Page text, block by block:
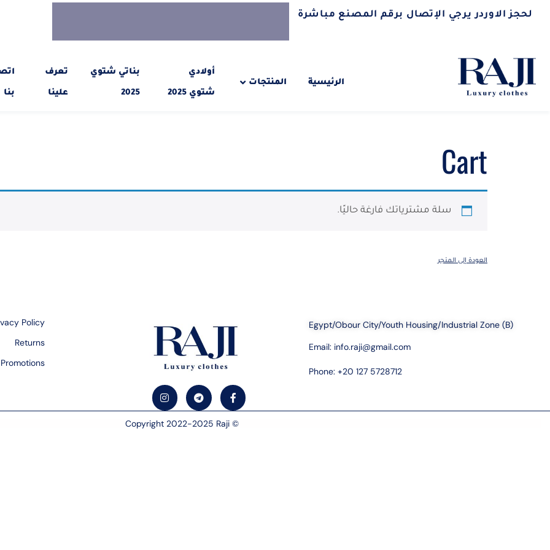
لحجز الاوردر يرجي الإتصال برقم المصنع مباشرة
الرئيسية المنتجات
أولادي
شتوي 2025
بناتي شتوي
2025
تعرف
علينا بنا
Cart
سلة مشترياتك فارغة حاليًا.
العودة إلى المتجر
Egypt/Obour City/Youth Housing/Industrial Zone (B)
Email: info.raji@gmail.com
Phone: +20 127 5728712
Policy
Returns
Promotions
© Copyright 2022-2025 Raji